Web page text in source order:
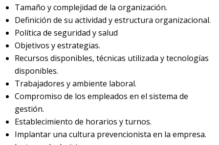
Tamaño y complejidad de la organización.
Definición de su actividad y estructura organizacional.
Política de seguridad y salud
Objetivos y estrategias.
Recursos disponibles, técnicas utilizada y tecnologías
disponibles.
Trabajadores y ambiente laboral.
Compromiso de los empleados en el sistema de
gestión.
Establecimiento de horarios y turnos.
Implantar una cultura prevencionista en la empresa.